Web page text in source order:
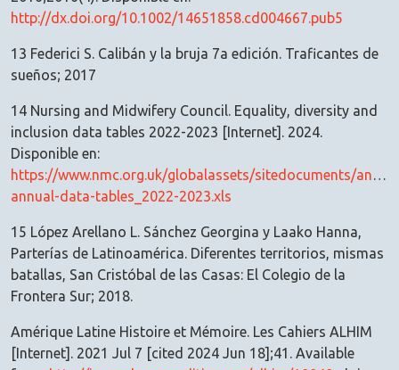
http://dx.doi.org/10.1002/14651858.cd004667.pub5
13 Federici S. Calibán y la bruja 7a edición. Traficantes de
sueños; 2017
14 Nursing and Midwifery Council. Equality, diversity and
inclusion data tables 2022-2023 [Internet]. 2024.
Disponible en:
https://www.nmc.org.uk/globalassets/sitedocuments/
annual-data-tables_2022-2023.xls
15 López Arellano L. Sánchez Georgina y Laako Hanna,
Parterías de Latinoamérica. Diferentes territorios, mismas
batallas, San Cristóbal de las Casas: El Colegio de la
Frontera Sur; 2018.
Amérique Latine Histoire et Mémoire. Les Cahiers ALHIM
[Internet]. 2021 Jul 7 [cited 2024 Jun 18];41. Available